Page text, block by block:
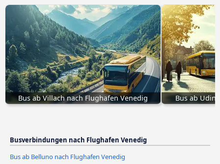
Bus ab Villach nach Flughafen Venedig Bus ab
Busverbindungen nach Flughafen Venedig
Bus ab Belluno nach Flughafen Venedig